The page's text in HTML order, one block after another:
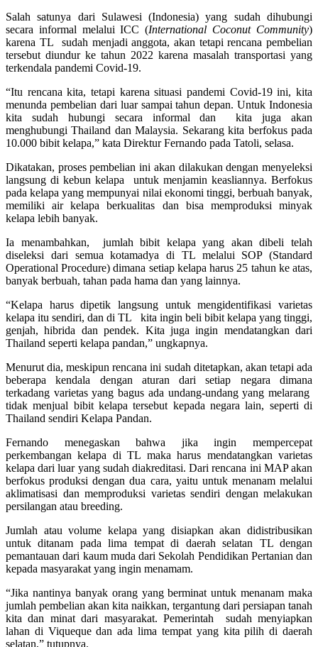
Salah satunya dari Sulawesi (Indonesia) yang sudah dihubungi
secara informal melalui ICC (International Coconut Community)
karena TL sudah menjadi anggota, akan tetapi rencana pembelian
tersebut diundur ke tahun 2022 karena masalah transportasi yang
terkendala pandemi Covid-19.
“Itu rencana kita, tetapi karena situasi pandemi Covid-19 ini, kita
menunda pembelian dari luar sampai tahun depan. Untuk Indonesia
kita sudah hubungi secara informal dan kita juga akan
menghubungi Thailand dan Malaysia. Sekarang kita berfokus pada
10.000 bibit kelapa,” kata Direktur Fernando pada Tatoli, selasa.
Dikatakan, proses pembelian ini akan dilakukan dengan menyeleksi
langsung di kebun kelapa untuk menjamin keasliannya. Berfokus
pada kelapa yang mempunyai nilai ekonomi tinggi, berbuah banyak,
memiliki air kelapa berkualitas dan bisa memproduksi minyak
kelapa lebih banyak.
Ia menambahkan, jumlah bibit kelapa yang akan dibeli telah
diseleksi dari semua kotamadya di TL melalui SOP (Standard
Operational Procedure) dimana setiap kelapa harus 25 tahun ke atas,
banyak berbuah, tahan pada hama dan yang lainnya.
“Kelapa harus dipetik langsung untuk mengidentifikasi varietas
kelapa itu sendiri, dan di TL kita ingin beli bibit kelapa yang tinggi,
genjah, hibrida dan pendek. Kita juga ingin mendatangkan dari
Thailand seperti kelapa pandan,” ungkapnya.
Menurut dia, meskipun rencana ini sudah ditetapkan, akan tetapi ada
beberapa kendala dengan aturan dari setiap negara dimana
terkadang varietas yang bagus ada undang-undang yang melarang
tidak menjual bibit kelapa tersebut kepada negara lain, seperti di
Thailand sendiri Kelapa Pandan.
Fernando menegaskan bahwa jika ingin mempercepat
perkembangan kelapa di TL maka harus mendatangkan varietas
kelapa dari luar yang sudah diakreditasi. Dari rencana ini MAP akan
berfokus produksi dengan dua cara, yaitu untuk menanam melalui
aklimatisasi dan memproduksi varietas sendiri dengan melakukan
persilangan atau breeding.
Jumlah atau volume kelapa yang disiapkan akan didistribusikan
untuk ditanam pada lima tempat di daerah selatan TL dengan
pemantauan dari kaum muda dari Sekolah Pendidikan Pertanian dan
kepada masyarakat yang ingin menamam.
“Jika nantinya banyak orang yang berminat untuk menanam maka
jumlah pembelian akan kita naikkan, tergantung dari persiapan tanah
kita dan minat dari masyarakat. Pemerintah sudah menyiapkan
lahan di Viqueque dan ada lima tempat yang kita pilih di daerah
selatan,” tutupnya.